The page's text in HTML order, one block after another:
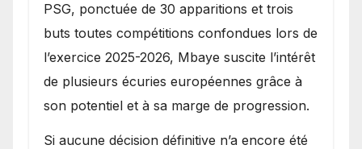
PSG, ponctuée de 30 apparitions et trois
buts toutes compétitions confondues lors de
l’exercice 2025-2026, Mbaye suscite l’intérêt
de plusieurs écuries européennes grâce à
son potentiel et à sa marge de progression.
Si aucune décision définitive n’a encore été